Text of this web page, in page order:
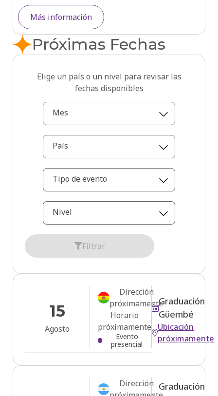
Más información
Próximas Fechas
Elige un país o un nivel para revisar las
fechas disponibles
Mes
País
Tipo de evento
Nivel
Filtrar
15
Agosto
Dirección
próximamente
Horario
próximamente
Evento
presencial
Graduación
Güembé
Ubicación
próximamente
Dirección Graduación